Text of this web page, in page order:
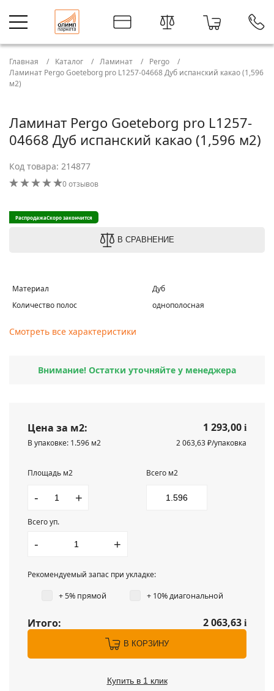
Главная Каталог Ламинат
Pergo
Ламинат Pergo Goeteborg pro L1257-04668 Дуб испанский какао (1,596
м2)
Ламинат Pergo Goeteborg pro L1257-
04668 Дуб испанский какао (1,596 м2)
Код товара: 214877
0 отзывов
РаспродажаСкоро закончится
В СРАВНЕНИЕ
Материал
Дуб
Количество полос
однополосная
Смотреть все характеристики
Внимание! Остатки уточняйте у менеджера
Цена за м2: 1 293,00 i
В упаковке: 1.596 м2
2 063,63 ₽/упаковка
Площадь м2
- +
Всего м2
Всего уп.
- +
Рекомендуемый запас при укладке:
+ 5% прямой + 10% диагональной
Итого: 2 063,63 i
В КОРЗИНУ
Купить в 1 клик